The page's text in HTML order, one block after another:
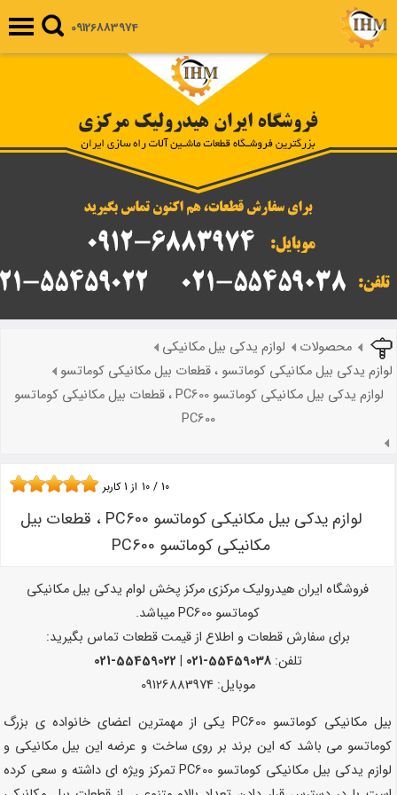
09126883974
محصولات
لوازم یدکی بیل مکانیکی
لوازم یدکی بیل مکانیکی کوماتسو ، قطعات بیل مکانیکی کوماتسو
لوازم یدکی بیل مکانیکی کوماتسو PC600 ، قطعات بیل مکانیکی کوماتسو
PC600
لوازم یدکی بیل مکانیکی کوماتسو PC600 ، قطعات بیل
مکانیکی کوماتسو PC600
10 / 10 از 1کاربر
فروشگاه ایران هیدرولیک مرکزی مرکز پخش لوام یدکی بیل مکانیکی
کوماتسو PC600 میباشد.
برای سفارش قطعات و اطلاع از قیمت قطعات تماس بگیرید:
تلفن:55459038-021 | 55459022-021
موبایل: 09126883974
بیل مکانیکی کوماتسو PC600 یکی از مهمترین اعضای خانواده ی بزرگ
کوماتسو می باشد که این برند بر روی ساخت و عرضه این بیل مکانیکی و
لوازم یدکی بیل مکانیکی کوماتسو PC600 تمرکز ویژه ای داشته و سعی کرده